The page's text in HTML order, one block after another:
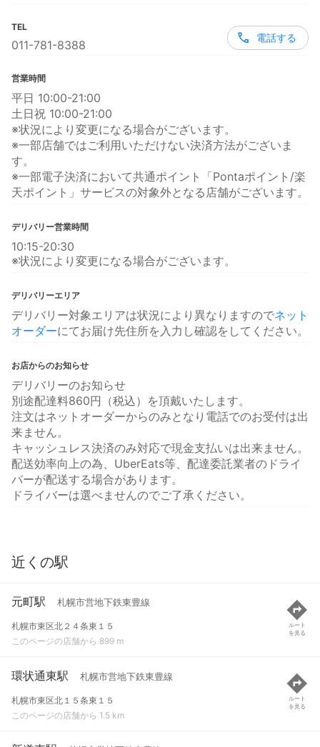
TEL
011-781-8388
電話する
営業時間
平日 10:00-21:00
土日祝 10:00-21:00
※状況により変更になる場合がございます。
※一部店舗ではご利用いただけない決済方法がございま
す。
※一部電子決済において共通ポイント「Pontaポイント/楽
天ポイント」サービスの対象外となる店舗がございます。
デリバリー営業時間
10:15-20:30
※状況により変更になる場合がございます。
デリバリーエリア
デリバリー対象エリアは状況により異なりますのでネット
オーダーにてお届け先住所を入力し確認をしてください。
お店からのお知らせ
デリバリーのお知らせ
別途配達料860円（税込）を頂戴いたします。
注文はネットオーダーからのみとなり電話でのお受付は出
来ません。
キャッシュレス決済のみ対応で現金支払いは出来ません。
配送効率向上の為、UberEats等、配達委託業者のドライ
バーが配送する場合があります。
ドライバーは選べませんのでご了承ください。
近くの駅
元町駅 札幌市営地下鉄東豊線
札幌市東区北２４条東１５
このページの店舗から 899 m
ルート
を見る
環状通東駅 札幌市営地下鉄東豊線
札幌市東区北１５条東１５
このページの店舗から 1.5 km
ルート
を見る